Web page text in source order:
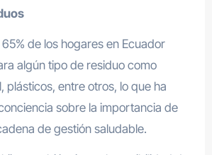
de los hogares en Ecuador
algún tipo de residuo como
plásticos, entre otros, lo que ha
sobre la importancia de
de gestión saludable.